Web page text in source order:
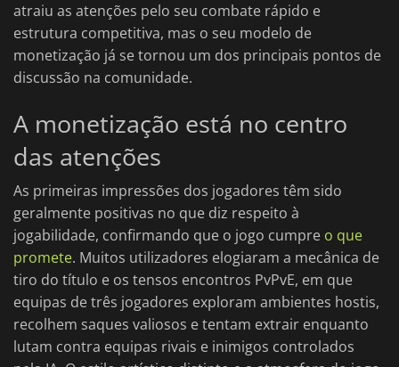
atraiu as atenções pelo seu combate rápido e
estrutura competitiva, mas o seu modelo de
monetização já se tornou um dos principais pontos de
discussão na comunidade.
A monetização está no centro
das atenções
As primeiras impressões dos jogadores têm sido
geralmente positivas no que diz respeito à
jogabilidade, confirmando que o jogo cumpre o que
promete. Muitos utilizadores elogiaram a mecânica de
tiro do título e os tensos encontros PvPvE, em que
equipas de três jogadores exploram ambientes hostis,
recolhem saques valiosos e tentam extrair enquanto
lutam contra equipas rivais e inimigos controlados